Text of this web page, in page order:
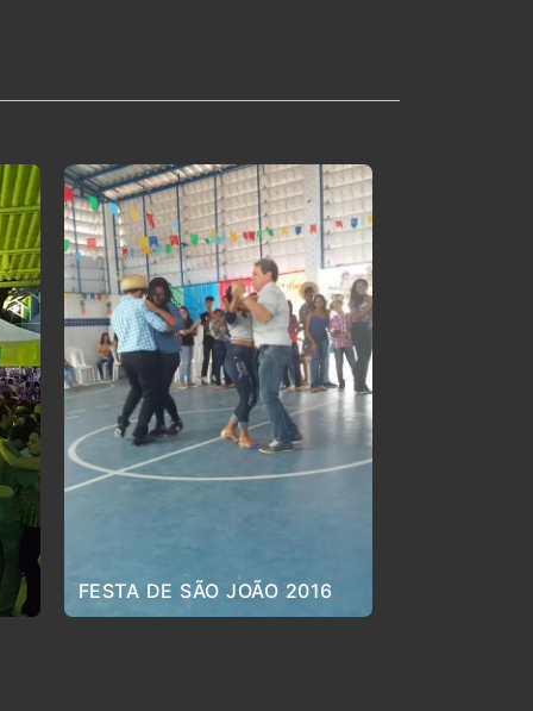
FESTA DE SÃO JOÃO 2016